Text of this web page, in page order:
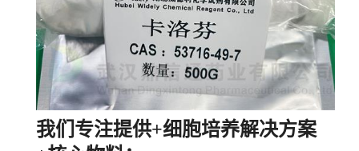
我们专注提供+细胞培养解决方案